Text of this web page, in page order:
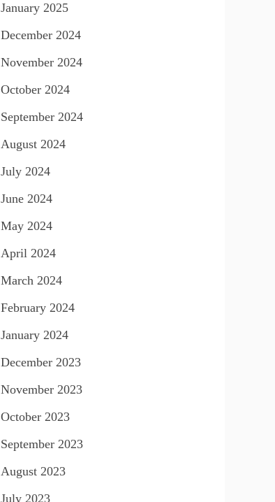
January 2025
December 2024
November 2024
October 2024
September 2024
August 2024
July 2024
June 2024
May 2024
April 2024
March 2024
February 2024
January 2024
December 2023
November 2023
October 2023
September 2023
August 2023
July 2023